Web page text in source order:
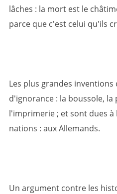
lâches : la mort est le
parce que c'est celui qu'ils
Les plus grandes
d'ignorance : la boussole,
l'imprimerie ; et sont dues à
nations : aux Allemands.
Un argument contre les